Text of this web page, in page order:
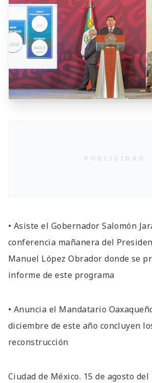
• Asiste el Gobernador Salomón
conferencia mañanera del
Manuel López Obrador donde se
informe de este programa
• Anuncia el Mandatario
diciembre de este año concluyen
reconstrucción
Ciudad de México. 15 de agosto del